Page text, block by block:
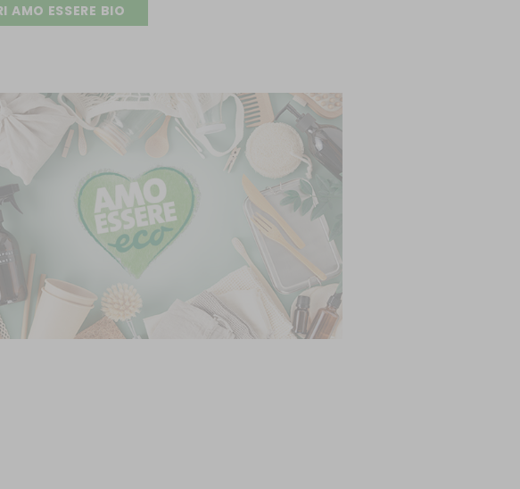
AMO ESSERE BIO